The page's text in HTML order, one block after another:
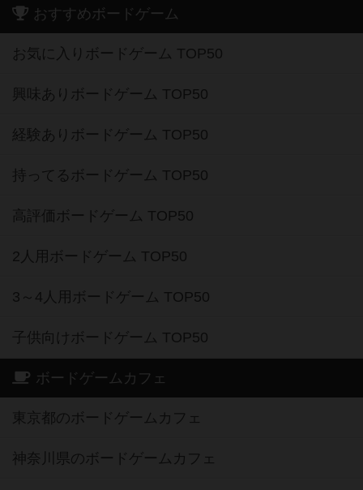
おすすめボードゲーム
お気に入りボードゲーム TOP50
興味ありボードゲーム TOP50
経験ありボードゲーム TOP50
持ってるボードゲーム TOP50
高評価ボードゲーム TOP50
2人用ボードゲーム TOP50
3～4人用ボードゲーム TOP50
子供向けボードゲーム TOP50
ボードゲームカフェ
東京都のボードゲームカフェ
神奈川県のボードゲームカフェ